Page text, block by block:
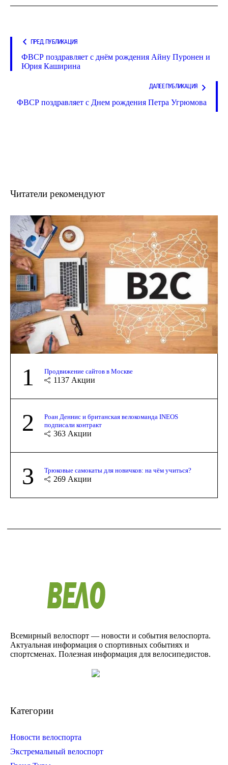
ПРЕД. ПУБЛИКАЦИЯ
ФВСР поздравляет с днём рождения ‪Айну Пуронен и
Юрия Каширина‬‬‬‬‬
ДАЛЕЕ ПУБЛИКАЦИЯ
ФВСР поздравляет с Днем рождения Петра Угрюмова
Читатели рекомендуют
1 Продвижение сайтов в Москве
1137 Акции
2
Роан Деннис и британская велокоманда INEOS
подписали контракт
363 Акции
3 Трюковые самокаты для новичков: на чём учиться?
269 Акции
Всемирный велоспорт — новости и события велоспорта.
Актуальная информация о спортивных событиях и
спортсменах. Полезная информация для велосипедистов.
Категории
Новости велоспорта
Экстремальный велоспорт